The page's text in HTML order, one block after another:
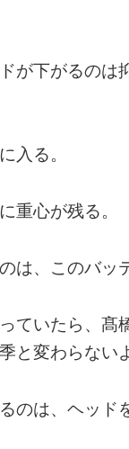
が下がるのは
入る。
重心が残る。
は、このバッ
ていたら、
と変わらないよ
のは、ヘッド